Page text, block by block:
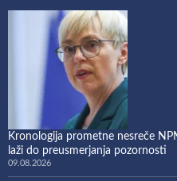
Kronologija prometne nesreče
laži do preusmerjanja pozornosti
09.08.2026